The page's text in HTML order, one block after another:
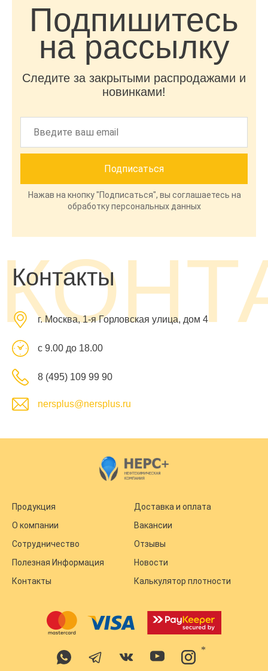
Подпишитесь
на рассылку
Следите за закрытыми распродажами и
новинками!
Нажав на кнопку "Подписаться", вы соглашаетесь на
обработку персональных данных
Контакты
г. Москва, 1-я Горловская улица, дом 4
с 9.00 до 18.00
8 (495) 109 99 90
nersplus@nersplus.ru
Продукция
Доставка и оплата
О компании
Вакансии
Сотрудничество
Отзывы
Полезная Информация
Новости
Контакты
Калькулятор плотности
*